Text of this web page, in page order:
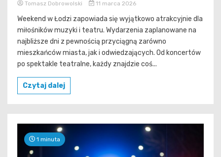
Tomasz Dobrowolski 11 marca 2026
Weekend w Łodzi zapowiada się wyjątkowo atrakcyjnie dla
miłośników muzyki i teatru. Wydarzenia zaplanowane na
najbliższe dni z pewnością przyciągną zarówno
mieszkańców miasta, jak i odwiedzających. Od koncertów
po spektakle teatralne, każdy znajdzie coś...
Czytaj dalej
1 minuta